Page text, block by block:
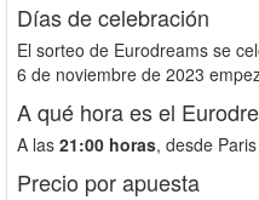
Días de celebración
El sorteo de Eurodreams se
6 de noviembre de 2023
A qué hora es el
A las 21:00 horas, desde Paris
Precio por apuesta